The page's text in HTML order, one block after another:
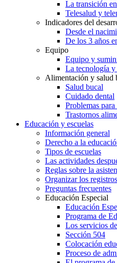
La transición
Telesalud y
Indicadores del
Desde el
De los 3 años
Equipo
Equipo y
La tecnología y
Alimentación y salud
Salud bucal
Cuidado dental
Problemas
Trastornos
Educación y escuelas
Información general
Derecho a la
Tipos de escuelas
Las actividades
Reglas sobre la
Organizar los
Preguntas frecuentes
Educación Especial
Educación
Programa de
Los servicios
Sección 504
Colocación
Proceso de